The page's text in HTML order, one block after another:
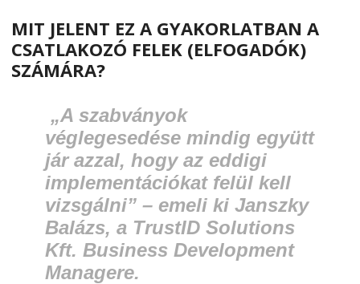
MIT JELENT EZ A GYAKORLATBAN A
CSATLAKOZÓ FELEK (ELFOGADÓK)
SZÁMÁRA?
„A szabványok
véglegesedése mindig együtt
jár azzal, hogy az eddigi
implementációkat felül kell
vizsgálni” – emeli ki Janszky
Balázs, a TrustID Solutions
Kft. Business Development
Managere.